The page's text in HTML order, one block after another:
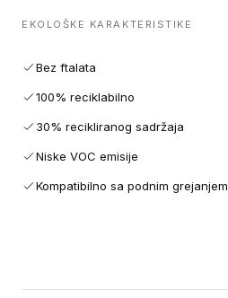
EKOLOŠKE KARAKTERISTIKE
Bez ftalata
100% reciklabilno
30% recikliranog sadržaja
Niske VOC emisije
Kompatibilno sa podnim grejanjem